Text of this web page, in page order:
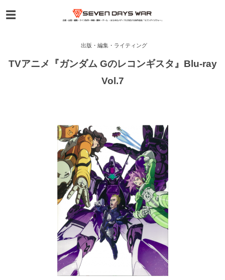
出版・編集・ライティング
TVアニメ『ガンダム Gのレコンギスタ』Blu-ray
Vol.7